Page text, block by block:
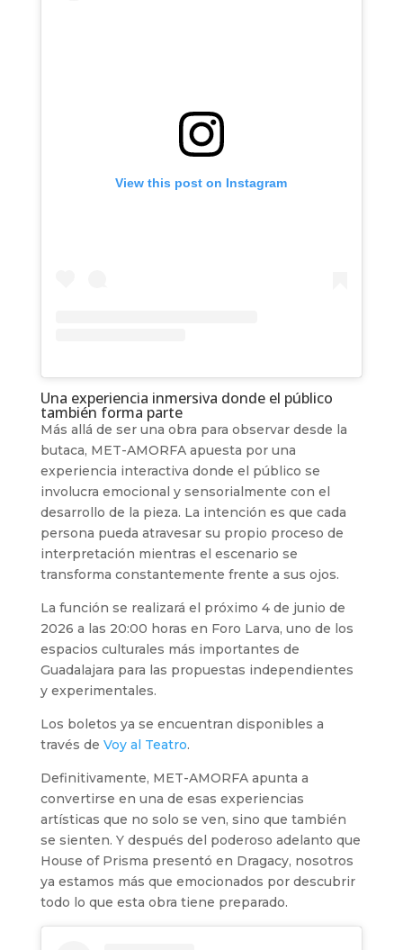
View this post on Instagram
Una experiencia inmersiva donde el público
también forma parte
Más allá de ser una obra para observar desde la
butaca, MET-AMORFA apuesta por una
experiencia interactiva donde el público se
involucra emocional y sensorialmente con el
desarrollo de la pieza. La intención es que cada
persona pueda atravesar su propio proceso de
interpretación mientras el escenario se
transforma constantemente frente a sus ojos.
La función se realizará el próximo 4 de junio de
2026 a las 20:00 horas en Foro Larva, uno de los
espacios culturales más importantes de
Guadalajara para las propuestas independientes
y experimentales.
Los boletos ya se encuentran disponibles a
través de Voy al Teatro.
Definitivamente, MET-AMORFA apunta a
convertirse en una de esas experiencias
artísticas que no solo se ven, sino que también
se sienten. Y después del poderoso adelanto que
House of Prisma presentó en Dragacy, nosotros
ya estamos más que emocionados por descubrir
todo lo que esta obra tiene preparado.